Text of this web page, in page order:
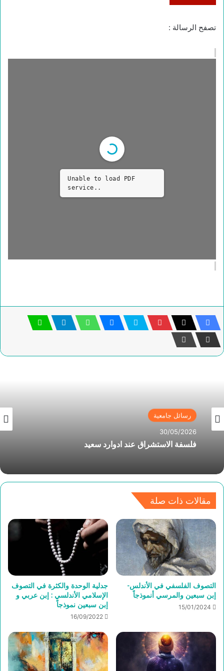
تصفح الرسالة :
Unable to load PDF
service..
رسائل جامعية
30/05/2026
فلسفة الاستشراق عند ادوارد سعيد
مقالات ذات صلة
التصوف الفلسفي في الأندلس-
إبن سبعين والمرسي أنموذجاً
15/01/2024
جدلية الوحدة والكثرة في التصوف
الإسلامي الأندلسي : إبن عربي و
إبن سبعين نموذجاً
16/09/2022